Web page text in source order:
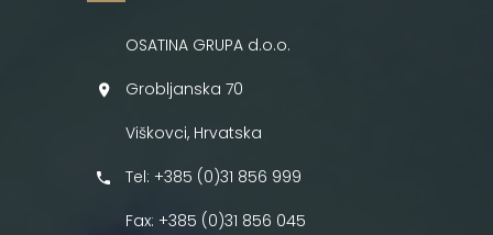
OSATINA GRUPA d.o.o.
Grobljanska 70
Viškovci, Hrvatska
Tel: +385 (0)31 856 999
Fax: +385 (0)31 856 045